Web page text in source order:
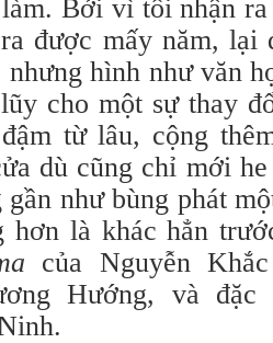
Bởi vì tôi nhận
được mấy năm, lại
hình như văn
cho một sự thay
từ lâu, cộng
dù cũng chỉ mới
như bùng phát
hơn là khác hẳn
của Nguyễn
Hướng, và